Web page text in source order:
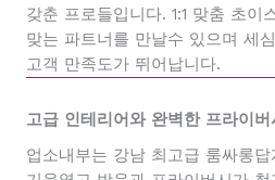
갖춘 프로들입니다. 1:1 맞춤 초이
맞는 파트너를 만날수 있으며 세
고객 만족도가 뛰어납니다.
고급 인테리어와 완벽한 프라이버
업소내부는 강남 최고급 룸싸롱